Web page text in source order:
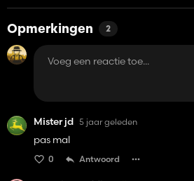
Opmerkingen 2
Mister jd 5 jaar geleden
pas mal
0 Antwoord